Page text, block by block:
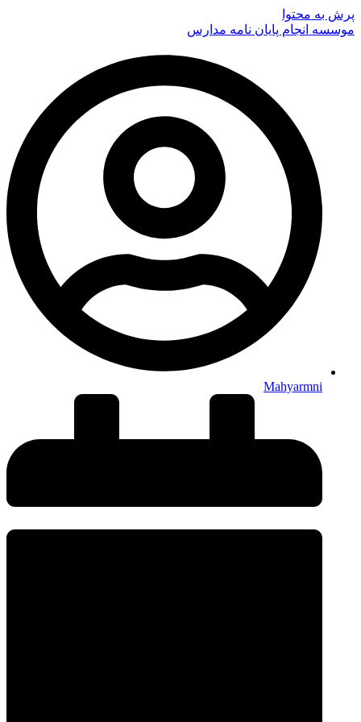
پرش به محتوا
موسسه انجام پایان نامه مدارس
Mahyarmni